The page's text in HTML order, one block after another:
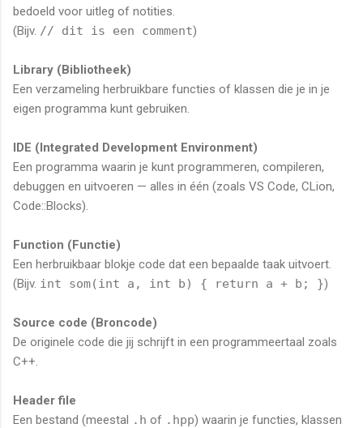
bedoeld voor uitleg of notities.
(Bijv. // dit is een comment)
Library (Bibliotheek)
Een verzameling herbruikbare functies of klassen die je in je
eigen programma kunt gebruiken.
IDE (Integrated Development Environment)
Een programma waarin je kunt programmeren, compileren,
debuggen en uitvoeren — alles in één (zoals VS Code, CLion,
Code::Blocks).
Function (Functie)
Een herbruikbaar blokje code dat een bepaalde taak uitvoert.
(Bijv. int som(int a, int b) { return a + b; })
Source code (Broncode)
De originele code die jij schrijft in een programmeertaal zoals
C++.
Header file
Een bestand (meestal .h of .hpp) waarin je functies, klassen